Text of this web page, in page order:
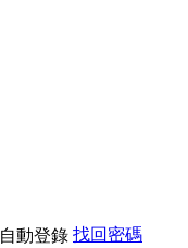
自動登錄 找回密碼